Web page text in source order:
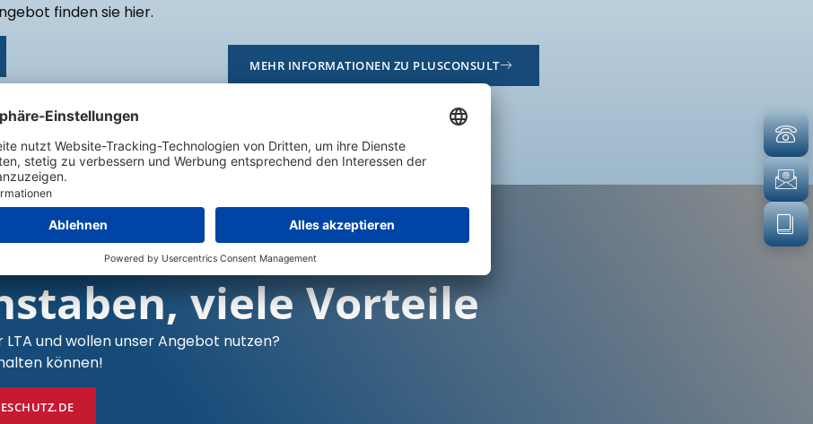
finden sie hier.
MEHR INFORMATIONEN ZU PLUSCONSULT
viele Vorteile
und wollen unser Angebot nutzen?
können!